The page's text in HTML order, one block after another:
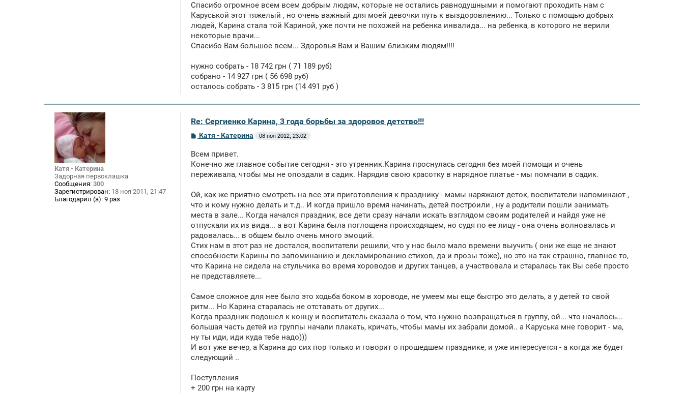
Спасибо огромное всем всем добрым людям, которые не остались равнодушными и помогают проходить нам с
Каруськой этот тяжелый , но очень важный для моей девочки путь к выздоровлению... Только с помощью добрых
людей, Карина стала той Кариной, уже почти не похожей на ребенка инвалида... на ребенка, в которого не верили
некоторые врачи...
Спасибо Вам большое всем... Здоровья Вам и Вашим близким людям!!!!
нужно собрать - 18 742 грн ( 71 189 руб)
собрано - 14 927 грн ( 56 698 руб)
осталось собрать - 3 815 грн (14 491 руб )
Катя - Катерина
Задорная первоклашка
Сообщения: 300
Зарегистрирован: 18 ноя 2011, 21:47
Благодарил (а): 9 раз
Re: Сергиенко Карина, 3 года борьбы за здоровое детство!!!
С
б
щ
н
е
Катя - Катерина 08 ноя 2012, 23:02
Всем привет.
Конечно же главное событие сегодня - это утренник.Карина проснулась сегодня без моей помощи и очень
переживала, чтобы мы не опоздали в садик. Нарядив свою красотку в нарядное платье - мы помчали в садик.
Ой, как же приятно смотреть на все эти приготовления к празднику - мамы наряжают деток, воспитатели напоминают ,
что и кому нужно делать и т.д.. И когда пришло время начинать, детей построили , ну а родители пошли занимать
места в зале... Когда начался праздник, все дети сразу начали искать взглядом своим родителей и найдя уже не
отпускали их из вида... а вот Карина была поглощена происходящем, но судя по ее лицу - она очень волновалась и
радовалась... в общем было очень много эмоций.
Стих нам в этот раз не достался, воспитатели решили, что у нас было мало времени выучить ( они же еще не знают
способности Карины по запоминанию и декламированию стихов, да и прозы тоже), но это на так страшно, главное то,
что Карина не сидела на стульчика во время хороводов и других танцев, а участвовала и старалась так Вы себе просто
не представляете...
Самое сложное для нее было это ходьба боком в хороводе, не умеем мы еще быстро это делать, а у детей то свой
ритм... Но Карина старалась не отставать от других...
Когда праздник подошел к концу и воспитатель сказала о том, что нужно возвращаться в группу, ой... что началось...
большая часть детей из группы начали плакать, кричать, чтобы мамы их забрали домой.. а Каруська мне говорит - ма,
ну ты иди, иди куда тебе надо)))
И вот уже вечер, а Карина до сих пор только и говорит о прошедшем празднике, и уже интересуется - а когда же будет
следующий ..
Поступления
+ 200 грн на карту